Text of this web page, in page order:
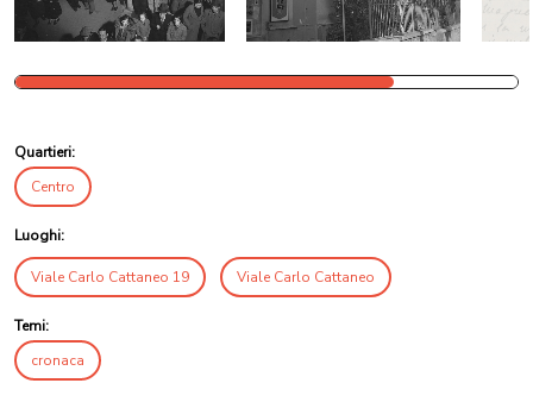
Quartieri:
Centro
Luoghi:
Viale Carlo Cattaneo 19 Viale Carlo Cattaneo
Temi:
cronaca